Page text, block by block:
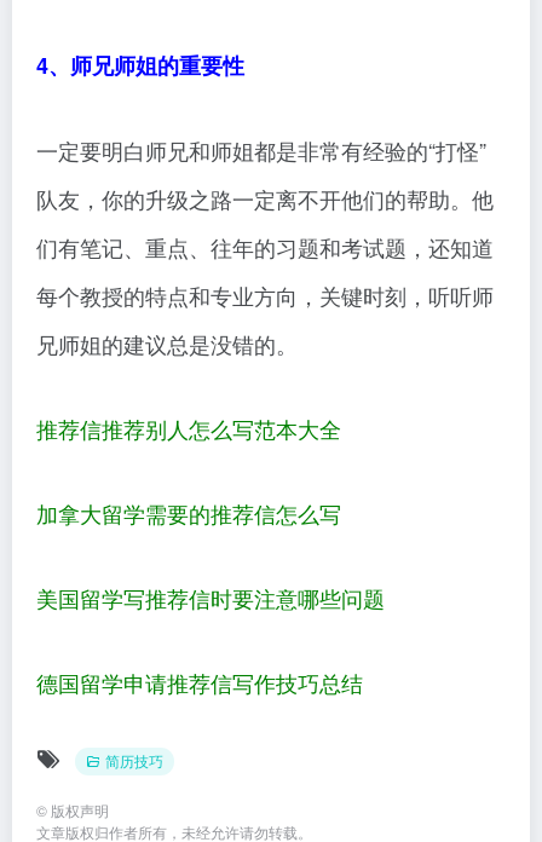
4、师兄师姐的重要性
一定要明白师兄和师姐都是非常有经验的“打怪”
队友，你的升级之路一定离不开他们的帮助。他
们有笔记、重点、往年的习题和考试题，还知道
每个教授的特点和专业方向，关键时刻，听听师
兄师姐的建议总是没错的。
推荐信推荐别人怎么写范本大全
加拿大留学需要的推荐信怎么写
美国留学写推荐信时要注意哪些问题
德国留学申请推荐信写作技巧总结
简历技巧
© 版权声明
文章版权归作者所有，未经允许请勿转载。